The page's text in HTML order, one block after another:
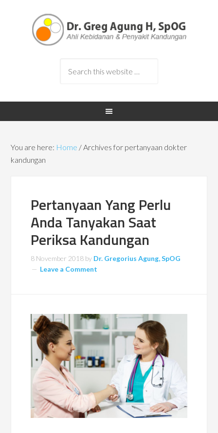
You are here: Home /Archives for pertanyaan dokter
kandungan
Pertanyaan Yang Perlu
Anda Tanyakan Saat
Periksa Kandungan
8 November 2018 by Dr. Gregorius Agung, SpOG
Leave a Comment